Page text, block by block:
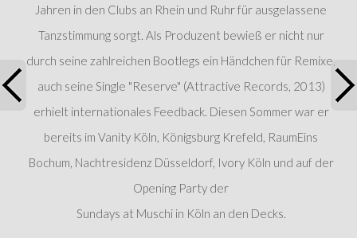
Jahren in den Clubs an Rhein und Ruhr für ausgelassene
Tanzstimmung sorgt. Als Produzent bewieß er nicht nur
durch seine zahlreichen Bootlegs ein Händchen für Remixe,
auch seine Single "Reserve" (Attractive Records, 2013)
erhielt internationales Feedback. Diesen Sommer war er
bereits im Vanity Köln, Königsburg Krefeld, RaumEins
Bochum, Nachtresidenz Düsseldorf, Ivory Köln und auf der
Opening Party der
Sundays at Muschi in Köln an den Decks.